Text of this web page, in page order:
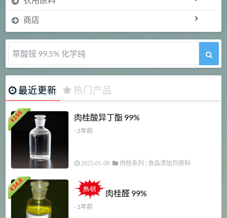
商店
草酸铵 99.5% 化学纯
最近更新 热门产品
¥
198 肉桂酸异丁酯 99%
- 2年前
2025-01-09 肉桂系列 食品添加剂原料
¥
34.8
肉桂醛 99%
- 2年前